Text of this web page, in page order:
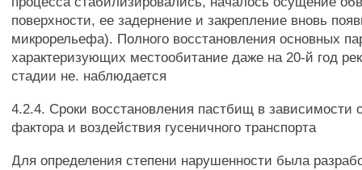
поверхности, ее задернение и закрепление вновь
микрорельефа). Полного восстановления основных
характеризующих местообитание даже на 20-й год
стадии не. наблюдается
4.2.4. Сроки восстановления пастбищ в зависимости
фактора и воздействия гусеничного транспорта
Для определения степени нарушенности была